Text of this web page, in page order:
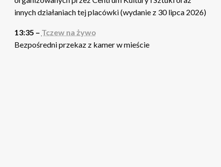
innych działaniach tej placówki (wydanie z 30 lipca 2026)
13:35 – Tczew na żywo
Bezpośredni przekaz z kamer w mieście